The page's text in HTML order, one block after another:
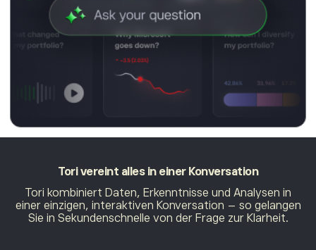
Tori vereint alles in einer Konversation
Tori kombiniert Daten, Erkenntnisse und Analysen in
einer einzigen, interaktiven Konversation – so gelangen
Sie in Sekundenschnelle von der Frage zur Klarheit.